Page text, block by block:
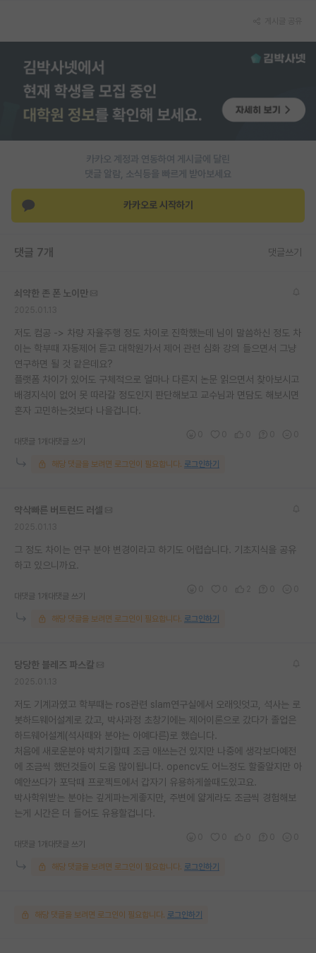
이벤트
반도체 아카데미
재팬라운지 🌸
카카오 계정과 연동하여 게시글에 달린
댓글 알람, 소식등을 빠르게 받아보세요
카카오로 시작하기
댓글 7개 댓글쓰기
쇠약한 존 폰 노이만
저도 컴공 -> 차량 자율주행 정도 차이로 진학했는데 님이 말씀하신 정도 차
이는 학부때 자동제어 듣고 대학원가서 제어 관련 심화 강의 들으면서 그냥
연구하면 될 것 같은데요?
플랫폼 차이가 있어도 구체적으로 얼마나 다른지 논문 읽으면서 찾아보시고
배경지식이 없어 못 따라갈 정도인지 판단해보고 교수님과 면담도 해보시면
혼자 고민하는것보다 나을겁니다.
대댓글 1개 대댓글 쓰기
해당 댓글을 보려면 로그인이 필요합니다. 로그인하기
약삭빠른 버트런드 러셀
그 정도 차이는 연구 분야 변경이라고 하기도 어렵습니다. 기초지식을 공유
하고 있으니까요.
대댓글 1개 대댓글 쓰기
해당 댓글을 보려면 로그인이 필요합니다. 로그인하기
당당한 블레즈 파스칼
저도 기계과였고 학부때는 ros관련 slam연구실에서 오래잇엇고, 석사는 로
봇하드웨어설계로 갔고, 박사과정 초창기에는 제어이론으로 갔다가 졸업은
하드웨어설계(석사때와 분야는 아예다른)로 했습니다.
처음에 새로운분야 박치기할때 조금 애쓰는건 있지만 나중에 생각보다예전
에 조금씩 했던것들이 도움 많이됩니다. opencv도 어느정도 할줄알지만 아
예안쓰다가 포닥때 프로젝트에서 갑자기 유용하게쓸때도있고요.
박사학위받는 분야는 깊게파는게좋지만, 주변에 얇게라도 조금씩 경험해보
는게 시간은 더 들어도 유용할겁니다.
대댓글 1개 대댓글 쓰기
해당 댓글을 보려면 로그인이 필요합니다. 로그인하기
해당 댓글을 보려면 로그인이 필요합니다. 로그인하기